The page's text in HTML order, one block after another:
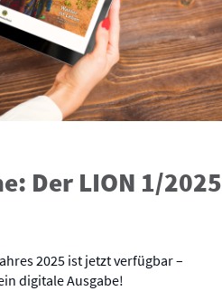
Der LION 1/2025
2025 ist jetzt verfügbar –
digitale Ausgabe!